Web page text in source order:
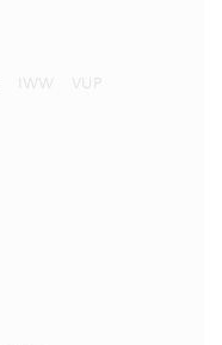
IWW VUP